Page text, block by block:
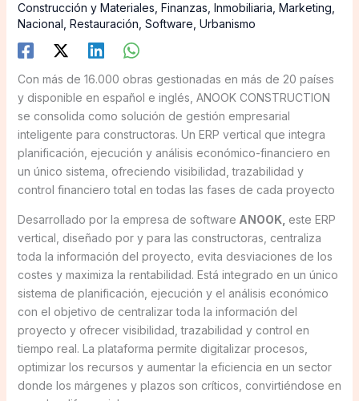
Construcción y Materiales Finanzas Inmobiliaria Marketing
Nacional Restauración Software Urbanismo
Con más de 16.000 obras gestionadas en más de 20 países
y disponible en español e inglés, ANOOK CONSTRUCTION
se consolida como solución de gestión empresarial
inteligente para constructoras. Un ERP vertical que integra
planificación, ejecución y análisis económico-financiero en
un único sistema, ofreciendo visibilidad, trazabilidad y
control financiero total en todas las fases de cada proyecto
Desarrollado por la empresa de software ANOOK, este ERP
vertical, diseñado por y para las constructoras, centraliza
toda la información del proyecto, evita desviaciones de los
costes y maximiza la rentabilidad. Está integrado en un único
sistema de planificación, ejecución y el análisis económico
con el objetivo de centralizar toda la información del
proyecto y ofrecer visibilidad, trazabilidad y control en
tiempo real. La plataforma permite digitalizar procesos,
optimizar los recursos y aumentar la eficiencia en un sector
donde los márgenes y plazos son críticos, convirtiéndose en